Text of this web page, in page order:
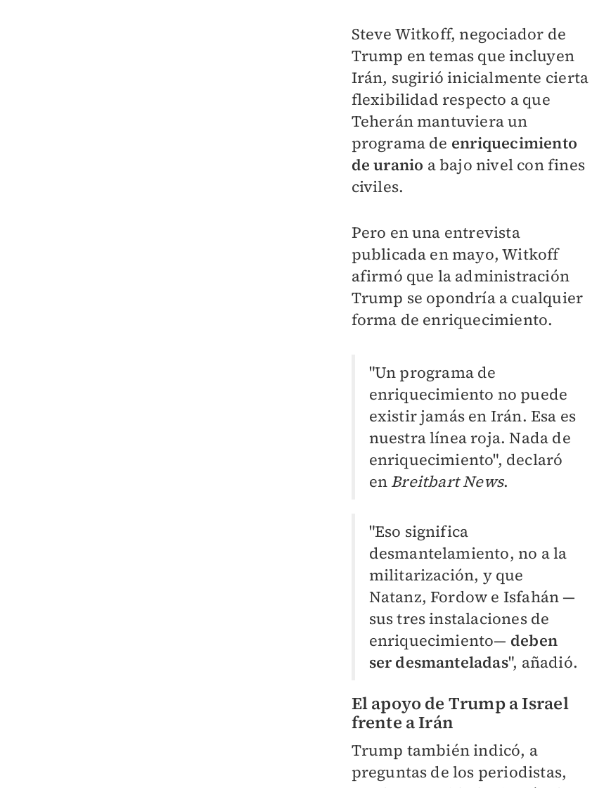
Steve Witkoff, negociador de
Trump en temas que incluyen
Irán, sugirió inicialmente cierta
flexibilidad respecto a que
Teherán mantuviera un
programa de enriquecimiento
de uranio a bajo nivel con fines
civiles.
Pero en una entrevista
publicada en mayo, Witkoff
afirmó que la administración
Trump se opondría a cualquier
forma de enriquecimiento.
"Un programa de
enriquecimiento no puede
existir jamás en Irán. Esa es
nuestra línea roja. Nada de
enriquecimiento", declaró
en Breitbart News.
"Eso significa
desmantelamiento, no a la
militarización, y que
Natanz, Fordow e Isfahán —
sus tres instalaciones de
enriquecimiento— deben
ser desmanteladas", añadió.
El apoyo de Trump a Israel
frente a Irán
Trump también indicó, a
preguntas de los periodistas,